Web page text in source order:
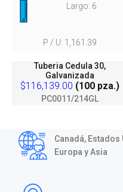
Largo: 6
P / U: 1,161.39
Tuberia Cedula 30,
Galvanizada
$116,139.00 (100 pza.)
PC0011/214GL
Canadá,
Europa y Asia